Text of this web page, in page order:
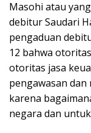
Masohi atau
debitur Saudari
pengaduan
12 bahwa
otoritas jasa
pengawasan
karena
negara dan